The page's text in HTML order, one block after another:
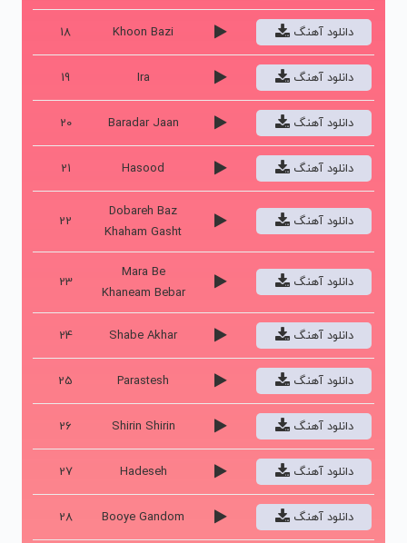
18 Khoon Bazi دانلود آهنگ
19 Ira دانلود آهنگ
20 Baradar Jaan دانلود آهنگ
21 Hasood دانلود آهنگ
22
Dobareh Baz
Khaham Gasht
دانلود آهنگ
23
Mara Be
Khaneam Bebar
دانلود آهنگ
24 Shabe Akhar دانلود آهنگ
25 Parastesh دانلود آهنگ
26 Shirin Shirin دانلود آهنگ
27 Hadeseh دانلود آهنگ
28 Booye Gandom دانلود آهنگ